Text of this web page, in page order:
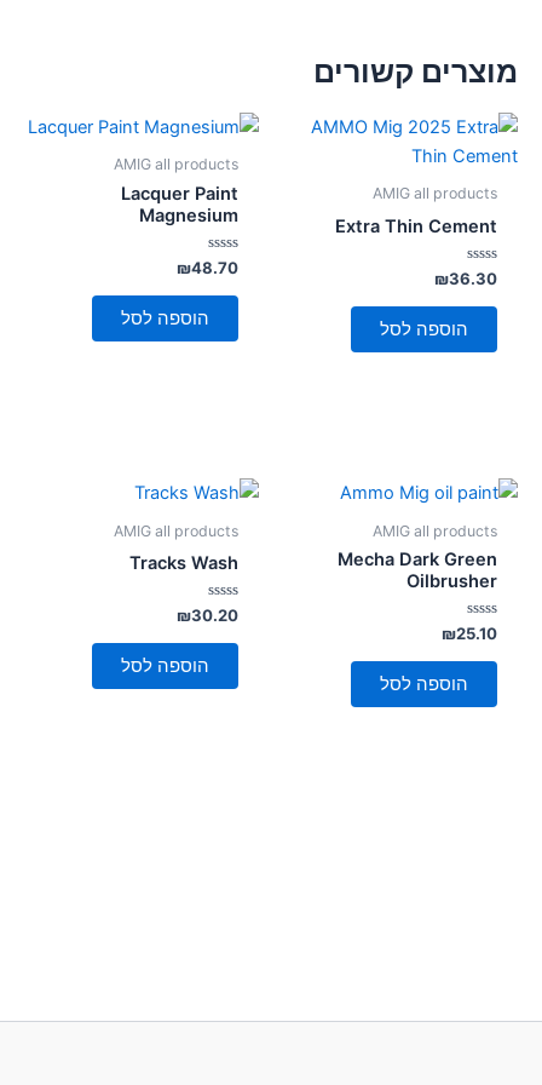
מוצרים קשורים
AMIG all products
Extra Thin Cement
דורג
0
מתוך
₪36.30
הוספה לסל
AMIG all products
Lacquer Paint
Magnesium
דורג
0
מתוך
₪48.70
הוספה לסל
AMIG all products
Mecha Dark Green
Oilbrusher
דורג
0
מתוך
₪25.10
הוספה לסל
AMIG all products
Tracks Wash
דורג
0
מתוך
₪30.20
הוספה לסל